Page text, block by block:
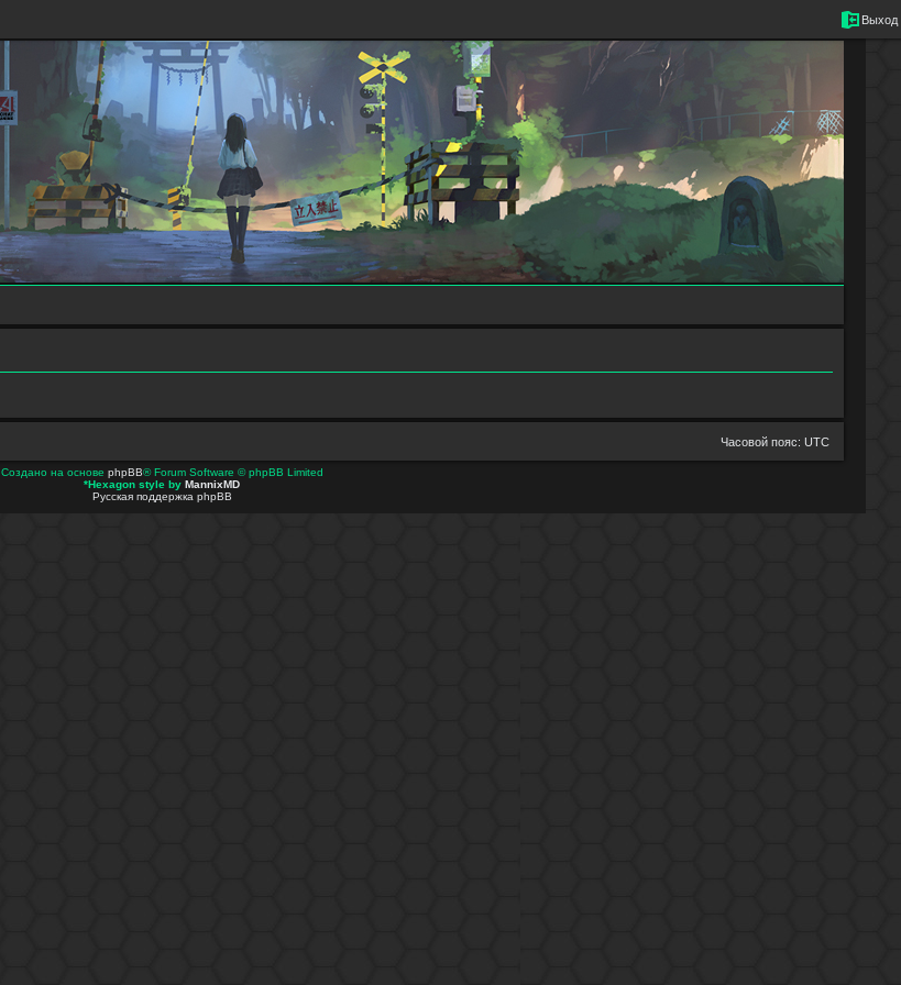
Выход
Часовой пояс: UTC
Создано на основе phpBB® Forum Software © phpBB Limited
*Hexagon style by MannixMD
Русская поддержка phpBB